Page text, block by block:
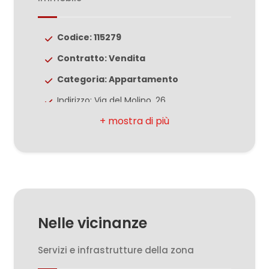
Codice: 115279
Contratto: Vendita
Categoria: Appartamento
Indirizzo: Via del Molino, 26
CAP: 62012
Bagni: 1
Locali: 5
Nelle vicinanze
Servizi e infrastrutture della zona
Posto auto/Box
Balcone/Terrazzo